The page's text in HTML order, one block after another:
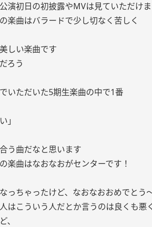
演初日の初披露やMVは見ていただけ
楽曲はバラードで少し切なく苦しく
しい楽曲です
ろう
いただいた5期生楽曲の中で1番
」
う曲だなと思います
楽曲はなおなおがセンターです！
っちゃったけど、なおなおおめでとう
はこういう人だとか言うのは良くも
、